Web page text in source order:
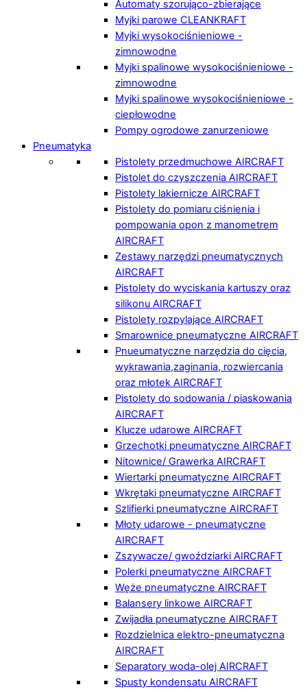
Automaty szorująco-zbierające
Myjki parowe CLEANKRAFT
Myjki wysokociśnieniowe -
zimnowodne
Myjki spalinowe wysokociśnieniowe -
zimnowodne
Myjki spalinowe wysokociśnieniowe -
ciepłowodne
Pompy ogrodowe zanurzeniowe
Pneumatyka
Pistolety przedmuchowe AIRCRAFT
Pistolet do czyszczenia AIRCRAFT
Pistolety lakiernicze AIRCRAFT
Pistolety do pomiaru ciśnienia i
pompowania opon z manometrem
AIRCRAFT
Zestawy narzędzi pneumatycznych
AIRCRAFT
Pistolety do wyciskania kartuszy oraz
silikonu AIRCRAFT
Pistolety rozpylające AIRCRAFT
Smarownice pneumatyczne AIRCRAFT
Pnueumatyczne narzędzia do cięcia,
wykrawania,zaginania, rozwiercania
oraz młotek AIRCRAFT
Pistolety do sodowania / piaskowania
AIRCRAFT
Klucze udarowe AIRCRAFT
Grzechotki pneumatyczne AIRCRAFT
Nitownice/ Grawerka AIRCRAFT
Wiertarki pneumatyczne AIRCRAFT
Wkrętaki pneumatyczne AIRCRAFT
Szlifierki pneumatyczne AIRCRAFT
Młoty udarowe - pneumatyczne
AIRCRAFT
Zszywacze/ gwoździarki AIRCRAFT
Polerki pneumatyczne AIRCRAFT
Węże pneumatyczne AIRCRAFT
Balansery linkowe AIRCRAFT
Zwijadła pneumatyczne AIRCRAFT
Rozdzielnica elektro-pneumatyczna
AIRCRAFT
Separatory woda-olej AIRCRAFT
Spusty kondensatu AIRCRAFT